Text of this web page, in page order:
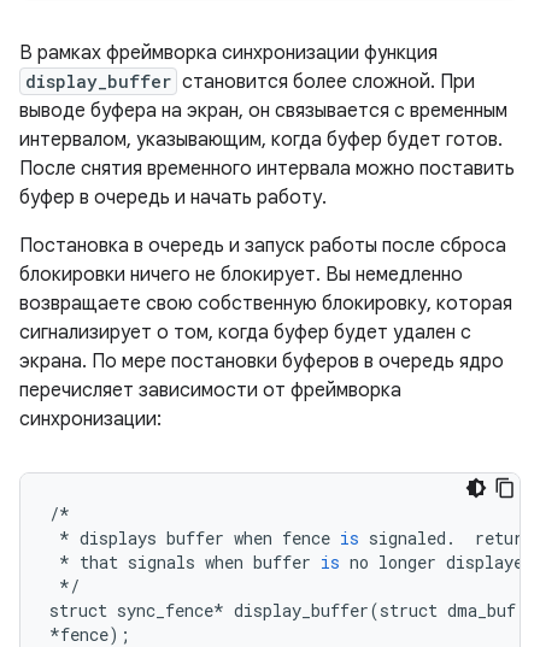
В рамках фреймворка синхронизации функция
display_buffer становится более сложной. При
выводе буфера на экран, он связывается с временным
интервалом, указывающим, когда буфер будет готов.
После снятия временного интервала можно поставить
буфер в очередь и начать работу.
Постановка в очередь и запуск работы после сброса
блокировки ничего не блокирует. Вы немедленно
возвращаете свою собственную блокировку, которая
сигнализирует о том, когда буфер будет удален с
экрана. По мере постановки буферов в очередь ядро ​​
перечисляет зависимости от фреймворка
синхронизации:
/*
* displays buffer when fence is signaled .
* that signals when buffer is no longer displayed
*/
struct sync_fence* display_buffer(struct dma_buf
*fence);